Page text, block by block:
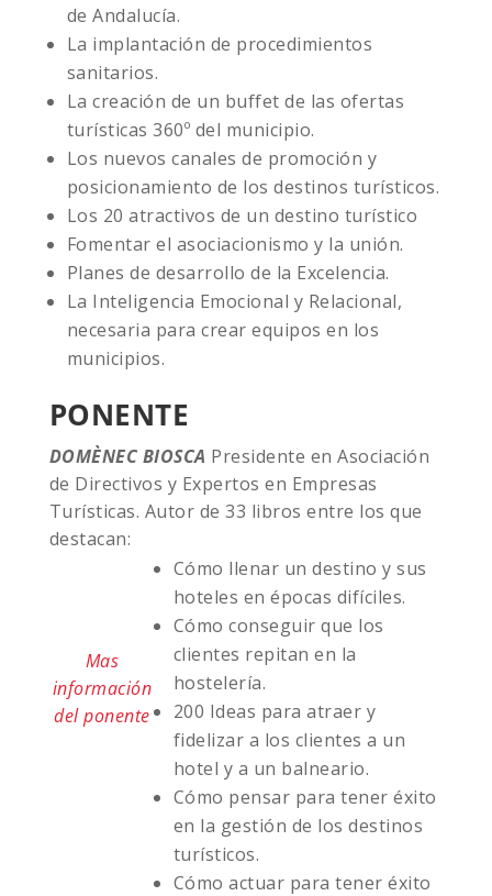
de Andalucía.
La implantación de procedimientos
sanitarios.
La creación de un buffet de las ofertas
turísticas 360º del municipio.
Los nuevos canales de promoción y
posicionamiento de los destinos turísticos.
Los 20 atractivos de un destino turístico
Fomentar el asociacionismo y la unión.
Planes de desarrollo de la Excelencia.
La Inteligencia Emocional y Relacional,
necesaria para crear equipos en los
municipios.
PONENTE
DOMÈNEC BIOSCA Presidente en Asociación
de Directivos y Expertos en Empresas
Turísticas. Autor de 33 libros entre los que
destacan:
Mas
información
del ponente
Cómo llenar un destino y sus
hoteles en épocas difíciles.
Cómo conseguir que los
clientes repitan en la
hostelería.
200 Ideas para atraer y
fidelizar a los clientes a un
hotel y a un balneario.
Cómo pensar para tener éxito
en la gestión de los destinos
turísticos.
Cómo actuar para tener éxito